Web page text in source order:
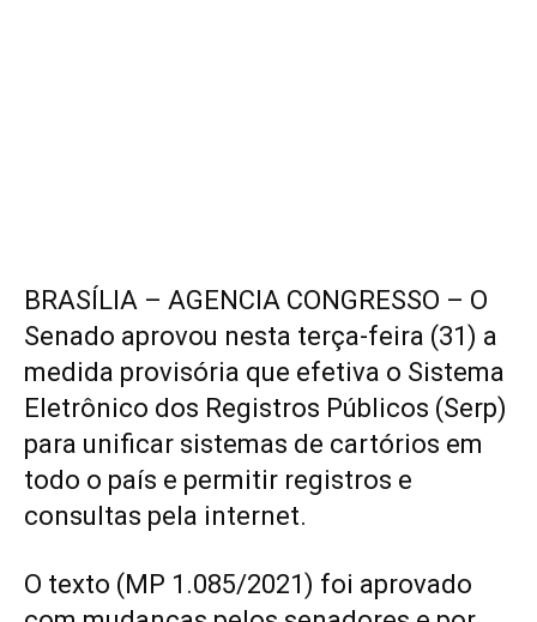
BRASÍLIA – AGENCIA CONGRESSO – O
Senado aprovou nesta terça-feira (31) a
medida provisória que efetiva o Sistema
Eletrônico dos Registros Públicos (Serp)
para unificar sistemas de cartórios em
todo o país e permitir registros e
consultas pela internet.
O texto ( MP 1.085/2021 ) foi aprovado